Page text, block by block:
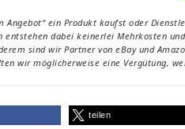
Angebot“ ein Produkt kaufst oder
entstehen dabei keinerlei Mehrkosten
sind wir Partner von eBay und
wir möglicherweise eine Vergütung,
teilen